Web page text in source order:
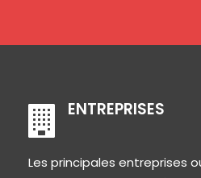
ENTREPRISES
Les principales entreprises